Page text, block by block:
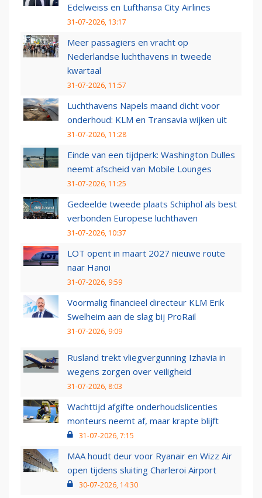
Edelweiss en Lufthansa City Airlines
31-07-2026, 13:17
Meer passagiers en vracht op
Nederlandse luchthavens in tweede
kwartaal
31-07-2026, 11:57
Luchthavens Napels maand dicht voor
onderhoud: KLM en Transavia wijken uit
31-07-2026, 11:28
Einde van een tijdperk: Washington Dulles
neemt afscheid van Mobile Lounges
31-07-2026, 11:25
Gedeelde tweede plaats Schiphol als best
verbonden Europese luchthaven
31-07-2026, 10:37
LOT opent in maart 2027 nieuwe route
naar Hanoi
31-07-2026, 9:59
Voormalig financieel directeur KLM Erik
Swelheim aan de slag bij ProRail
31-07-2026, 9:09
Rusland trekt vliegvergunning Izhavia in
wegens zorgen over veiligheid
31-07-2026, 8:03
Wachttijd afgifte onderhoudslicenties
monteurs neemt af, maar krapte blijft
31-07-2026, 7:15
MAA houdt deur voor Ryanair en Wizz Air
open tijdens sluiting Charleroi Airport
30-07-2026, 14:30